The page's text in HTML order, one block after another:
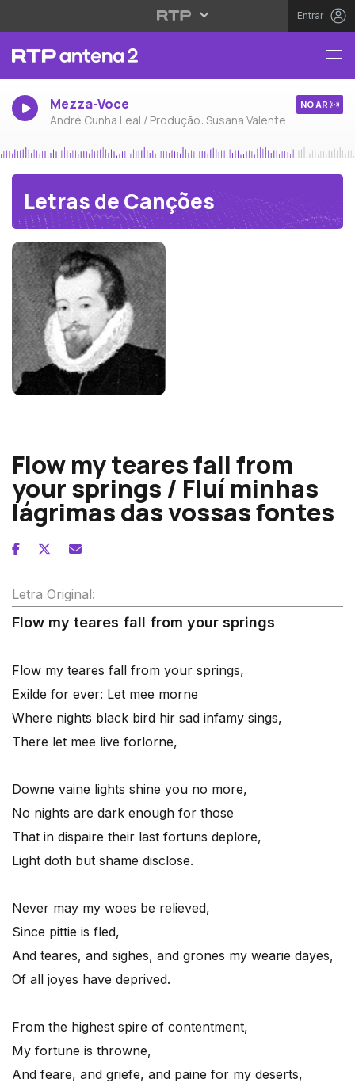
Entrar
Mezza-Voce
André Cunha Leal / Produção: Susana Valente
NO AR
Letras de Canções
Flow my teares fall from
your springs / Fluí minhas
lágrimas das vossas fontes
Letra Original:
Flow my teares fall from your springs
Flow my teares fall from your springs,
Exilde for ever: Let mee morne
Where nights black bird hir sad infamy sings,
There let mee live forlorne,
Downe vaine lights shine you no more,
No nights are dark enough for those
That in dispaire their last fortuns deplore,
Light doth but shame disclose.
Never may my woes be relieved,
Since pittie is fled,
And teares, and sighes, and grones my wearie dayes,
Of all joyes have deprived.
From the highest spire of contentment,
My fortune is throwne,
And feare, and griefe, and paine for my deserts,